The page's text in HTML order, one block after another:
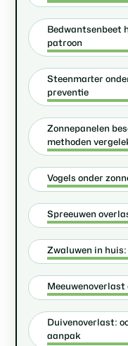
Bedwantsenbeet
patroon
Steenmarter
preventie
Zonnepanelen
methoden
Vogels onder
Spreeuwen
Zwaluwen in
Meeuwenoverlast
Duivenoverlast:
aanpak